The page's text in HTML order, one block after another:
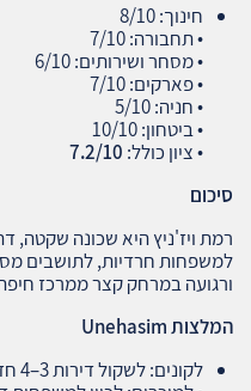
חינוך: 8/10
• תחבורה: 7/10
• מסחר ושירותים: 6/10
• פארקים: 7/10
• חניה: 5/10
• ביטחון: 10/10
• ציון כולל: 7.2/10
סיכום
רמת ויז'ניץ היא שכונה
למשפחות חרדיות, לתושבים
ורגועה במרחק קצר ממרכז
המלצות
לקונים: לשקול דירות 3–4 חדרים